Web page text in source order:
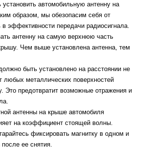
установить автомобильную антенну на
образом, мы обезопасим себя от
эффективности передачи радиосигнала.
антенну на самую верхнюю часть
Чем выше установлена антенна, тем
быть установлено на расстоянии не
любых металлических поверхностей
Это предотвратит возможные отражения и
антенны на крыше автомобиля
на коэффициент стоящей волны.
фиксировать магнитку в одном и
ее снятия.